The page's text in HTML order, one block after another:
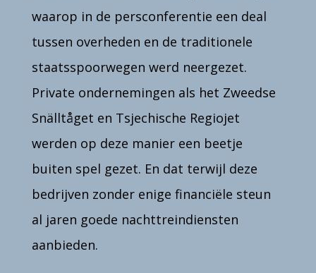
waarop in de persconferentie een deal
tussen overheden en de traditionele
staatsspoorwegen werd neergezet.
Private ondernemingen als het Zweedse
Snälltåget en Tsjechische Regiojet
werden op deze manier een beetje
buiten spel gezet. En dat terwijl deze
bedrijven zonder enige financiële steun
al jaren goede nachttreindiensten
aanbieden.